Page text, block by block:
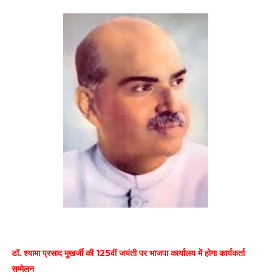
डॉ. श्यामा प्रसाद मुखर्जी की 125वीं जयंती पर भाजपा कार्यालय में होगा कार्यकर्ता
सम्मेलन